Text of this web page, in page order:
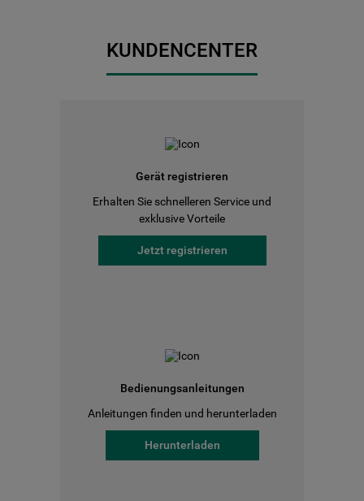
KUNDENCENTER
Gerät registrieren
Erhalten Sie schnelleren Service und
exklusive Vorteile
Jetzt registrieren
Bedienungsanleitungen
Anleitungen finden und herunterladen
Herunterladen